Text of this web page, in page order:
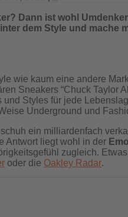
Dann ist wohl
dem Style und mache
wie kaum eine andere
Sneakers “Chuck Taylor
Styles für jede
Underground und
ein milliardenfach
Antwort liegt wohl in der
zugleich.
oder die Oakley Radar.